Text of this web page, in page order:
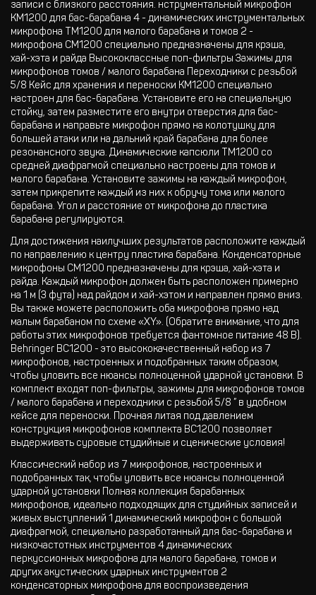
записи с близкого расстояния. нструментальный микрофон
KM1200 для бас-барабана 4 - динамических инструментальных
микрофона TM1200 для малого барабана и томов 2 -
микрофона CM1200 специально предназначены для крэша,
хай-хэта и райда Высококлассные поп-фильтры Зажимы для
микрофонов томов / малого барабана Переходники с резьбой
5/8 Кейс для хранения и переноски KM1200 специально
настроен для бас-барабана. Установите его на специальную
стойку, затем разместите его внутри отверстия для бас-
барабана и направьте микрофон прямо на колотушку для
большей атаки или на дальний край барабана для более
резонансного звука. Динамические капсюли TM1200 со
средней диафрагмой специально настроены для томов и
малого барабана. Установите зажимы на каждый микрофон,
затем прикрепите каждый из них к обручу тома или малого
барабана. Угол и расстояние от микрофона до пластика
барабана регулируются.
Для достижения наилучших результатов расположите каждый
по направлению к центру пластика барабана. Конденсаторные
микрофоны CM1200 предназначены для крэша, хай-хэта и
райда. Каждый микрофон должен быть расположен примерно
на 1 м (3 фута) над райдом и хай-хэтом и направлен прямо вниз.
Вы также можете расположить оба микрофона прямо над
малым барабаном по схеме «XY». (Обратите внимание, что для
работы этих микрофонов требуется фантомное питание 48 В).
Behringer BC1200 - это высококачественный набор из 7
микрофонов, настроенных и подобранных таким образом,
чтобы уловить все нюансы полноценной ударной установки. В
комплект входят поп-фильтры, зажимы для микрофонов томов
/ малого барабана и переходники с резьбой 5/8 ” в удобном
кейсе для переноски. Прочная литая под давлением
конструкция микрофонов комплекта BC1200 позволяет
выдерживать суровые студийные и сценические условия!
Классический набор из 7 микрофонов, настроенных и
подобранных так, чтобы уловить все нюансы полноценной
ударной установки Полная коллекция барабанных
микрофонов, идеально подходящих для студийных записей и
живых выступлений 1 динамический микрофон с большой
диафрагмой, специально разработанный для бас-барабана и
низкочастотных инструментов 4 динамических
перкуссионных микрофона для малого барабана, томов и
других акустических ударных инструментов 2
конденсаторных микрофона для воспроизведения